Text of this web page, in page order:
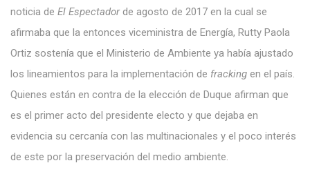
noticia de El Espectadorde agosto de 2017 en la cual se
afirmaba que la entonces viceministra de Energía, Rutty Paola
Ortiz sostenía que el Ministerio de Ambiente ya había ajustado
los lineamientos para la implementación de fracking en el país.
Quienes están en contra de la elección de Duque afirman que
es el primer acto del presidente electo y que dejaba en
evidencia su cercanía con las multinacionales y el poco interés
de este por la preservación del medio ambiente.